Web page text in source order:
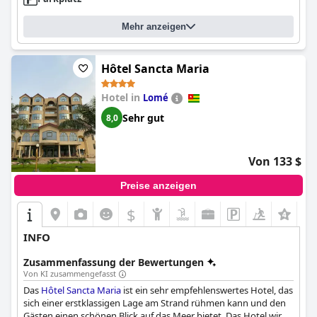
Mehr anzeigen
Hôtel Sancta Maria
Hotel in Lomé
8,0 Sehr gut
Von 133 $
Preise anzeigen
$
INFO
Zusammenfassung der Bewertungen
Von KI zusammengefasst
Das Hôtel Sancta Maria ist ein sehr empfehlenswertes Hotel, das
sich einer erstklassigen Lage am Strand rühmen kann und den